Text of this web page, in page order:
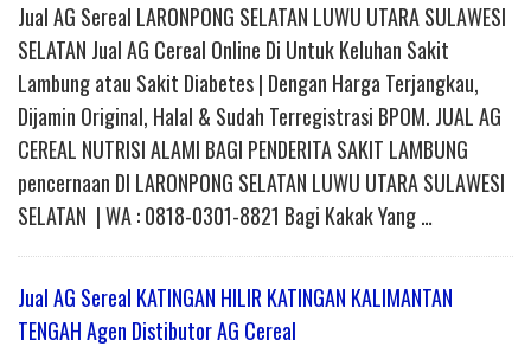
Jual AG Sereal LARONPONG SELATAN LUWU UTARA SULAWESI
SELATAN Jual AG Cereal Online Di Untuk Keluhan Sakit
Lambung atau Sakit Diabetes | Dengan Harga Terjangkau,
Dijamin Original, Halal & Sudah Terregistrasi BPOM. JUAL AG
CEREAL NUTRISI ALAMI BAGI PENDERITA SAKIT LAMBUNG
pencernaan DI LARONPONG SELATAN LUWU UTARA SULAWESI
SELATAN | WA : 0818-0301-8821 Bagi Kakak Yang …
Jual AG Sereal KATINGAN HILIR KATINGAN KALIMANTAN
TENGAH Agen Distibutor AG Cereal